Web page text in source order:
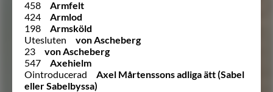
458
Armfelt
424
Armlod
198
Armsköld
Utesluten
von Ascheberg
23
von Ascheberg
547
Axehielm
Ointroducerad
Axel Mårtenssons adliga ätt (Sabel
eller Sabelbyssa)